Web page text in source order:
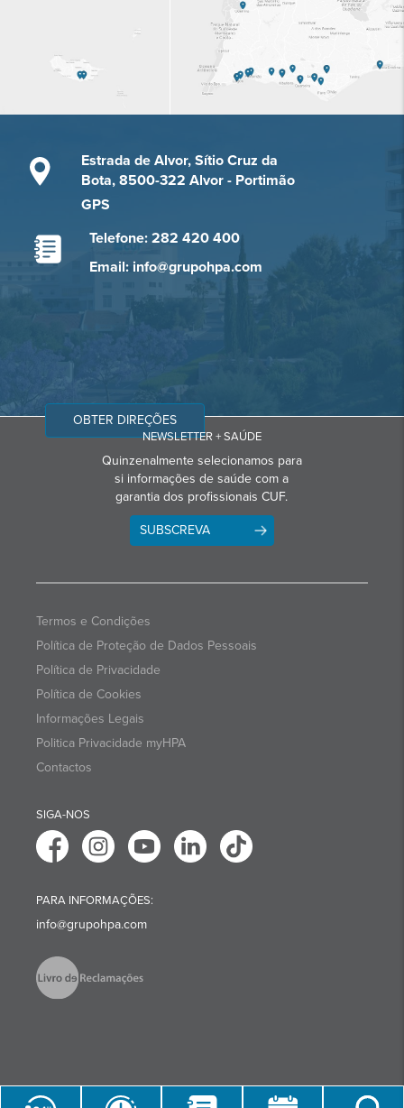
Estrada de Alvor, Sítio Cruz da
Bota, 8500-322 Alvor - Portimão
GPS
Telefone: 282 420 400
Email: info@grupohpa.com
OBTER DIREÇÕES
NEWSLETTER + SAÚDE
Quinzenalmente selecionamos para
si informações de saúde com a
garantia dos profissionais CUF.
SUBSCREVA
Termos e Condições
Política de Proteção de Dados Pessoais
Política de Privacidade
Política de Cookies
Informações Legais
Politica Privacidade myHPA
Contactos
SIGA-NOS
PARA INFORMAÇÕES:
info@grupohpa.com